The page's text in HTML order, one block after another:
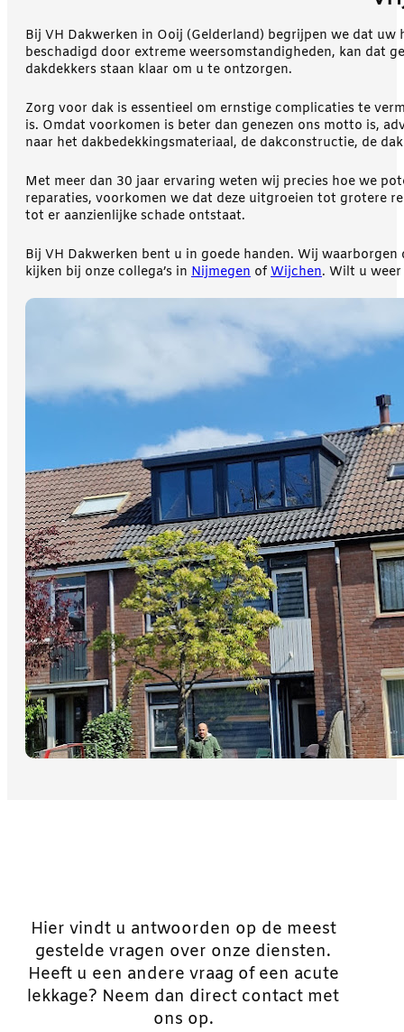
Bij VH Dakwerken in Ooij (Gelderland) begrijpen we dat
beschadigd door extreme weersomstandigheden, kan dat
dakdekkers staan klaar om u te ontzorgen.
Zorg voor dak is essentieel om ernstige complicaties te
is. Omdat voorkomen is beter dan genezen ons motto is,
naar het dakbedekkingsmateriaal, de dakconstructie, de
Met meer dan 30 jaar ervaring weten wij precies hoe we
reparaties, voorkomen we dat deze uitgroeien tot grotere
tot er aanzienlijke schade ontstaat.
Bij VH Dakwerken bent u in goede handen. Wij
kijken bij onze collega’s in Nijmegen of Wijchen. Wilt u
Hier vindt u antwoorden op de meest
gestelde vragen over onze diensten.
Heeft u een andere vraag of een acute
lekkage? Neem dan direct contact met
ons op.